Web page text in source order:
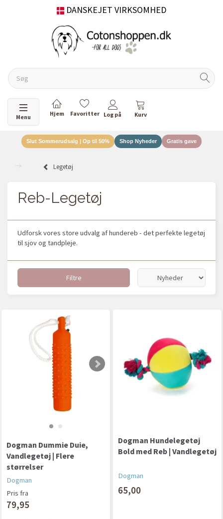
DANSKEJET VIRKSOMHED
Skifte navigation
Menu
Slut Sommerudsalg | Op til 50% Shop Nyheder Gratis gave
Legetøj
Reb-Legetøj
Udforsk vores store udvalg af hundereb - det perfekte legetøj
til sjov og tandpleje.
Filtre
Dogman Dummie Duie,
Vandlegetøj | Flere
størrelser
Dogman
Pris fra
79,95
Dogman Hundelegetøj
Bold med Reb | Vandlegetøj
Dogman
65,00